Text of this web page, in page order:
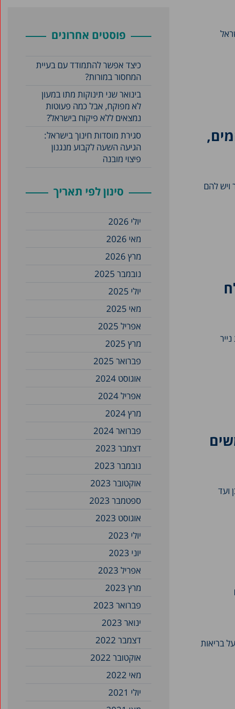
הציבור ויש להם
ועד
בריאות
פוסטים אחרונים
כיצד אפשר להתמודד עם בעיית
המחסור במורות?
בינואר שני תינוקות מתו במעון
לא מפוקח, אבל כמה פעוטות
נמצאים ללא פיקוח בישראל?
סגירת מוסדות חינוך בישראל:
הגיעה השעה לקבוע מנגנון
פיצוי מובנה
סינון לפי תאריך
יולי 2026
מאי 2026
מרץ 2026
נובמבר 2025
יולי 2025
מאי 2025
אפריל 2025
מרץ 2025
פברואר 2025
אוגוסט 2024
אפריל 2024
מרץ 2024
פברואר 2024
דצמבר 2023
נובמבר 2023
אוקטובר 2023
ספטמבר 2023
אוגוסט 2023
יולי 2023
יוני 2023
אפריל 2023
מרץ 2023
פברואר 2023
ינואר 2023
דצמבר 2022
אוקטובר 2022
מאי 2022
יולי 2021